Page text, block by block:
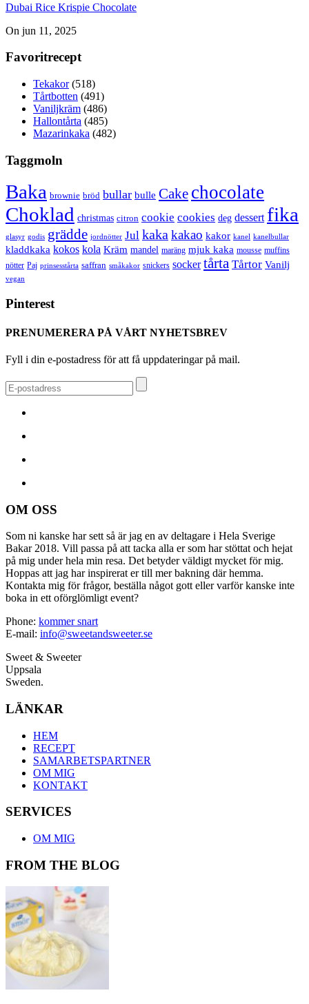
Dubai Rice Krispie Chocolate
On jun 11, 2025
Favoritrecept
Tekakor(518)
Tårtbotten (491)
Vaniljkräm (486)
Hallontårta (485)
Mazarinkaka (482)
Taggmoln
Baka brownie bröd bullar bulle Cake chocolate
Choklad christmas citron cookie cookies deg dessert fika
glasyr godis grädde jordnötter Jul kaka kakao kakor kanel kanelbullar
kladdkaka kokos kola Kräm mandel maräng mjuk kaka mousse muffins
nötter Paj prinsesstårta saffran småkakor snickers socker tårta Tårtor Vanilj
vegan
Pinterest
PRENUMERERA PÅ VÅRT NYHETSBREV
Fyll i din e-postadress för att få uppdateringar på mail.
OM OSS
Som ni kanske har sett så är jag en av deltagare i Hela Sverige
Bakar 2018. Vill passa på att tacka alla er som har stöttat och hejat
på mig under hela min resa. Det betyder väldigt mycket för mig.
Hoppas att jag har inspirerat er till mer bakning där hemma.
Kontakta mig för frågor, beställa något gott eller varför kanske inte
boka in ett oförglömligt event?
Phone: kommer snart
E-mail: info@sweetandsweeter.se
Sweet & Sweeter
Uppsala
Sweden.
LÄNKAR
HEM
RECEPT
SAMARBETSPARTNER
OM MIG
KONTAKT
SERVICES
OM MIG
FROM THE BLOG